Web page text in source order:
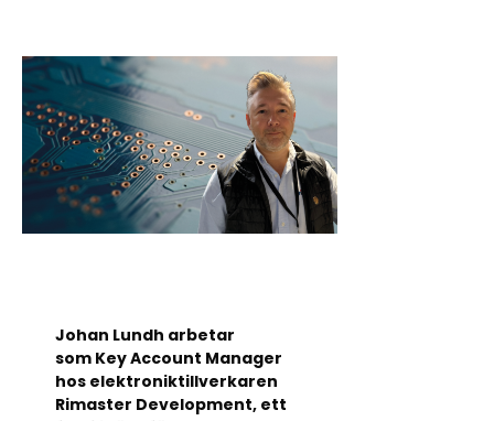
Johan Lundh arbetar
som Key Account Manager
hos elektroniktillverkaren
Rimaster Development, ett